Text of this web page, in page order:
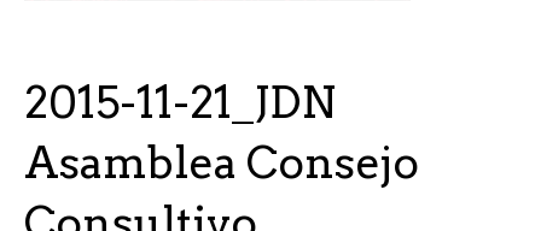
2015-11-21_JDN
Asamblea Consejo